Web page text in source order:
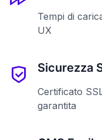
Tempi di
UX
Sicurezza
Certificato
garantita